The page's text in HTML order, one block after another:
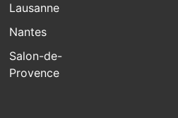
Lausanne
Nantes
Salon-de-
Provence